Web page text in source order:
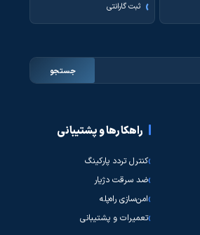
ثبت گارانتی
جستجو
راهکارها و پشتیبانی
کنترل تردد پارکینگ
ضد سرقت دژیار
امن‌سازی راه‌پله
تعمیرات و پشتیبانی